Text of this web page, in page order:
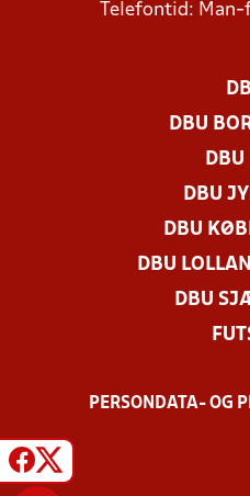
Telefontid:
DBU
DBU
DBU
DBU
DBU
DBU
PERSONDATA- OG